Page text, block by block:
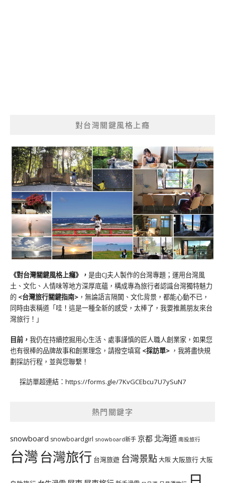
對台灣關鍵風格上癮
《對台灣關鍵風格上癮》 ， 是由CJ夫人製作的台灣專題；運用台灣風
土、文化、人情味等地方深厚底蘊，構成專為旅行者認識台灣獨特魅力
的 <台灣旅行關鍵指南> ，無論語言隔閡、文化背景，都能心動不已，
同時由衷稱道「哇！這是一種全新的感受，太棒了，我要推薦朋友來台
灣旅行！」
目前， 我仍在持續挖掘用心生活、處事謹慎的匠人職人創業家，如果您
也有很棒的品牌故事和創業理念，請撥空填寫 <採訪單> ，我將盡快規
劃採訪行程，並與您聯繫！
採訪單超連結： https://forms.gle/7KvGCEbcu7U7ySuN7
熱門關鍵字
snowboard snowboardgirl snowboard新手 京都 北海道 南投旅行
台灣台灣旅行 台灣旅遊 台灣景點大阪大阪旅行大阪